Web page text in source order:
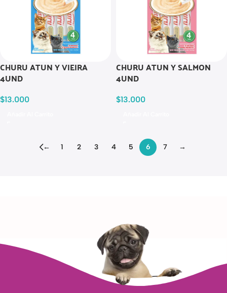
CHURU ATUN Y VIEIRA
4UND
$13.000
CHURU ATUN Y SALMON
4UND
$13.000
← 1 2 3 4 5 6 7 →